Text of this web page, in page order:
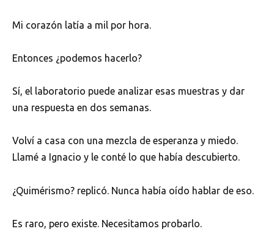
Mi corazón latía a mil por hora.
Entonces ¿podemos hacerlo?
Sí, el laboratorio puede analizar esas muestras y dar
una respuesta en dos semanas.
Volví a casa con una mezcla de esperanza y miedo.
Llamé a Ignacio y le conté lo que había descubierto.
¿Quimérismo? replicó. Nunca había oído hablar de eso.
Es raro, pero existe. Necesitamos probarlo.